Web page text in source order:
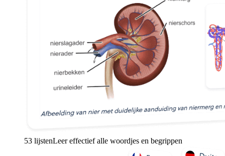
53 lijstenLeer effectief alle woordjes en begrippen